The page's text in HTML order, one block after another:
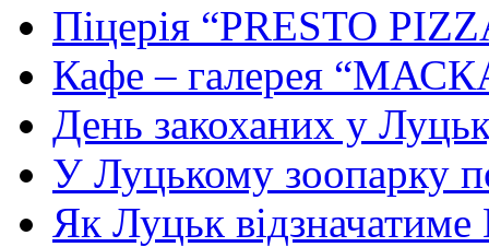
Піцерія “PRESTO
Кафе – галерея
День закоханих у
У Луцькому зоопарку
Як Луцьк відзначатиме